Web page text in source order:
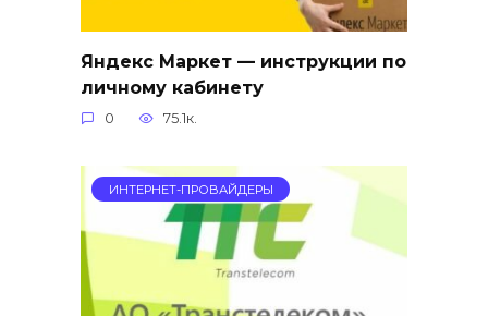
Яндекс Маркет — инструкции по
личному кабинету
0 75.1к.
ИНТЕРНЕТ-ПРОВАЙДЕРЫ